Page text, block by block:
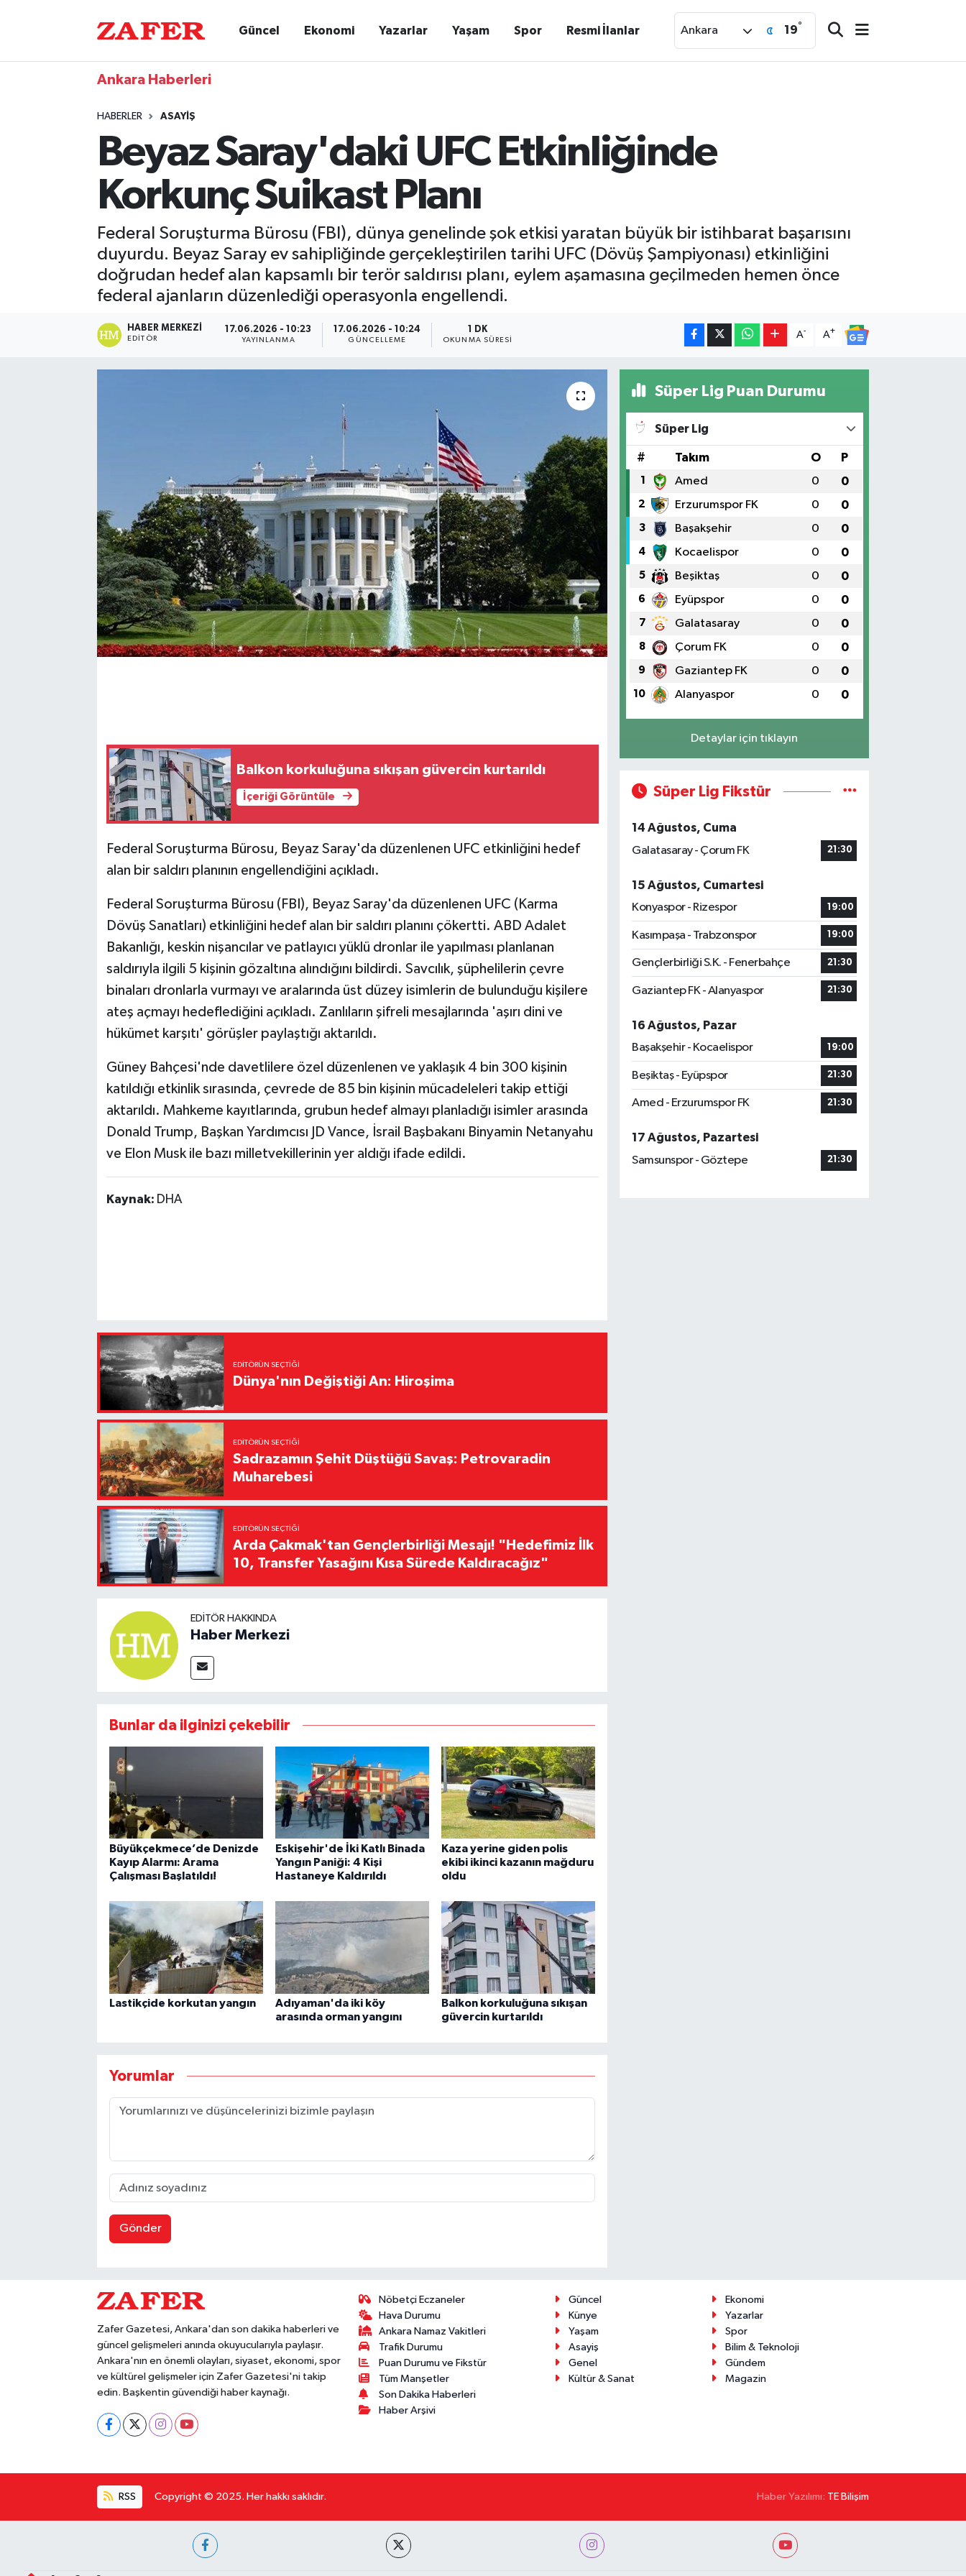
Güncel Ekonomi Yazarlar Yaşam Spor Resmi İlanlar Ankara 19°
Ankara Haberleri
HABERLER ASAYIŞ
Beyaz Saray'daki UFC Etkinliğinde
Korkunç Suikast Planı
Federal Soruşturma Bürosu (FBI), dünya genelinde şok etkisi yaratan büyük bir istihbarat başarısını
duyurdu. Beyaz Saray ev sahipliğinde gerçekleştirilen tarihi UFC (Dövüş Şampiyonası) etkinliğini
doğrudan hedef alan kapsamlı bir terör saldırısı planı, eylem aşamasına geçilmeden hemen önce
federal ajanların düzenlediği operasyonla engellendi.
HABER MERKEZI
EDITÖR
17.06.2026 - 10:23
YAYINLANMA
17.06.2026 - 10:24
GÜNCELLEME
1 DK
OKUNMA SÜRESI
A- A+
Balkon korkuluğuna sıkışan güvercin kurtarıldı
İçeriği Görüntüle
Federal Soruşturma Bürosu, Beyaz Saray'da düzenlenen UFC etkinliğini hedef
alan bir saldırı planının engellendiğini açıkladı.
Federal Soruşturma Bürosu (FBI), Beyaz Saray'da düzenlenen UFC (Karma
Dövüş Sanatları) etkinliğini hedef alan bir saldırı planını çökertti. ABD Adalet
Bakanlığı, keskin nişancılar ve patlayıcı yüklü dronlar ile yapılması planlanan
saldırıyla ilgili 5 kişinin gözaltına alındığını bildirdi. Savcılık, şüphelilerin çevre
binaları dronlarla vurmayı ve aralarında üst düzey isimlerin de bulunduğu kişilere
ateş açmayı hedeflediğini açıkladı. Zanlıların şifreli mesajlarında 'aşırı dini ve
hükümet karşıtı' görüşler paylaştığı aktarıldı.
Güney Bahçesi'nde davetlilere özel düzenlenen ve yaklaşık 4 bin 300 kişinin
katıldığı etkinlik sırasında, çevrede de 85 bin kişinin mücadeleleri takip ettiği
aktarıldı. Mahkeme kayıtlarında, grubun hedef almayı planladığı isimler arasında
Donald Trump, Başkan Yardımcısı JD Vance, İsrail Başbakanı Binyamin Netanyahu
ve Elon Musk ile bazı milletvekillerinin yer aldığı ifade edildi.
Kaynak: DHA
EDITÖRÜN SEÇTIĞI
Dünya'nın Değiştiği An: Hiroşima
EDITÖRÜN SEÇTIĞI
Sadrazamın Şehit Düştüğü Savaş: Petrovaradin
Muharebesi
EDITÖRÜN SEÇTIĞI
Arda Çakmak'tan Gençlerbirliği Mesajı! "Hedefimiz İlk
10, Transfer Yasağını Kısa Sürede Kaldıracağız"
EDITÖR HAKKINDA
Haber Merkezi
Bunlar da ilginizi çekebilir
Büyükçekmece’de Denizde
Kayıp Alarmı: Arama
Çalışması Başlatıldı!
Eskişehir'de İki Katlı Binada
Yangın Paniği: 4 Kişi
Hastaneye Kaldırıldı
Kaza yerine giden polis
ekibi ikinci kazanın mağduru
oldu
Lastikçide korkutan yangın
Adıyaman'da iki köy
arasında orman yangını
Balkon korkuluğuna sıkışan
güvercin kurtarıldı
Yorumlar
Gönder
Süper Lig Puan Durumu
Süper Lig
# Takım O P
1 Amed 0 0
2 Erzurumspor FK 0 0
3 Başakşehir 0 0
4 Kocaelispor 0 0
5 Beşiktaş 0 0
6 Eyüpspor 0 0
7 Galatasaray 0 0
8 Çorum FK 0 0
9 Gaziantep FK 0 0
10 Alanyaspor 0 0
Detaylar için tıklayın
Süper Lig Fikstür
14 Ağustos, Cuma
Galatasaray - Çorum FK
21:30
15 Ağustos, Cumartesi
Konyaspor - Rizespor
19:00
Kasımpaşa - Trabzonspor 19:00
Gençlerbirliği S.K. - Fenerbahçe 21:30
Gaziantep FK - Alanyaspor 21:30
16 Ağustos, Pazar
Başakşehir - Kocaelispor
19:00
Beşiktaş - Eyüpspor 21:30
Amed - Erzurumspor FK 21:30
17 Ağustos, Pazartesi
Samsunspor - Göztepe
21:30
Zafer Gazetesi, Ankara'dan son dakika haberleri ve
güncel gelişmeleri anında okuyucularıyla paylaşır.
Ankara'nın en önemli olayları, siyaset, ekonomi, spor
ve kültürel gelişmeler için Zafer Gazetesi'ni takip
edin. Başkentin güvendiği haber kaynağı.
Nöbetçi Eczaneler
Hava Durumu
Ankara Namaz Vakitleri
Trafik Durumu
Puan Durumu ve Fikstür
Tüm Manşetler
Son Dakika Haberleri
Haber Arşivi
Güncel
Ekonomi
Künye
Yazarlar
Yaşam
Spor
Asayiş
Bilim & Teknoloji
Genel
Gündem
Kültür & Sanat
Magazin
RSS Copyright © 2025. Her hakkı saklıdır. Haber Yazılımı: TE Bilişim